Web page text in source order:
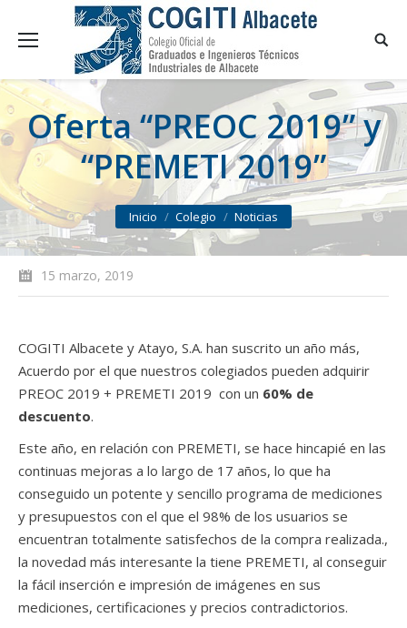
Oferta “PREOC 2019” y
“PREMETI 2019”
You are here:
Inicio Colegio Noticias
15 marzo, 2019
COGITI Albacete y Atayo, S.A. han suscrito un año más,
Acuerdo por el que nuestros colegiados pueden adquirir
PREOC 2019 + PREMETI 2019 con un 60% de
descuento.
Este año, en relación con PREMETI, se hace hincapié en las
continuas mejoras a lo largo de 17 años, lo que ha
conseguido un potente y sencillo programa de mediciones
y presupuestos con el que el 98% de los usuarios se
encuentran totalmente satisfechos de la compra realizada.,
la novedad más interesante la tiene PREMETI, al conseguir
la fácil inserción e impresión de imágenes en sus
mediciones, certificaciones y precios contradictorios.